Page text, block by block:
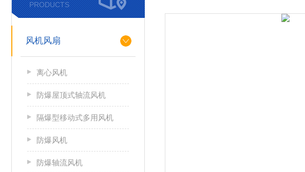
PRODUCTS
风机风扇
离心风机
防爆屋顶式轴流风机
隔爆型移动式多用风机
防爆风机
防爆轴流风机